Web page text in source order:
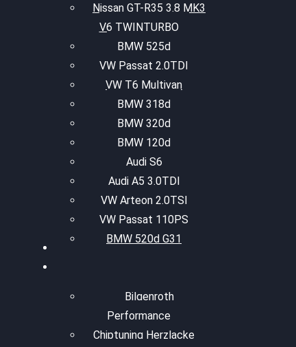
Nissan GT-R35 3.8 MK3
V6 TWINTURBO
BMW 525d
VW Passat 2.0TDI
VW T6 Multivan
BMW 318d
BMW 320d
BMW 120d
Audi S6
Audi A5 3.0TDI
VW Arteon 2.0TSI
VW Passat 110PS
BMW 520d G31
Bilgenroth
Performance
Chiptuning Herzlacke